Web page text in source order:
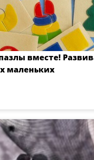
вместе!
маленьких